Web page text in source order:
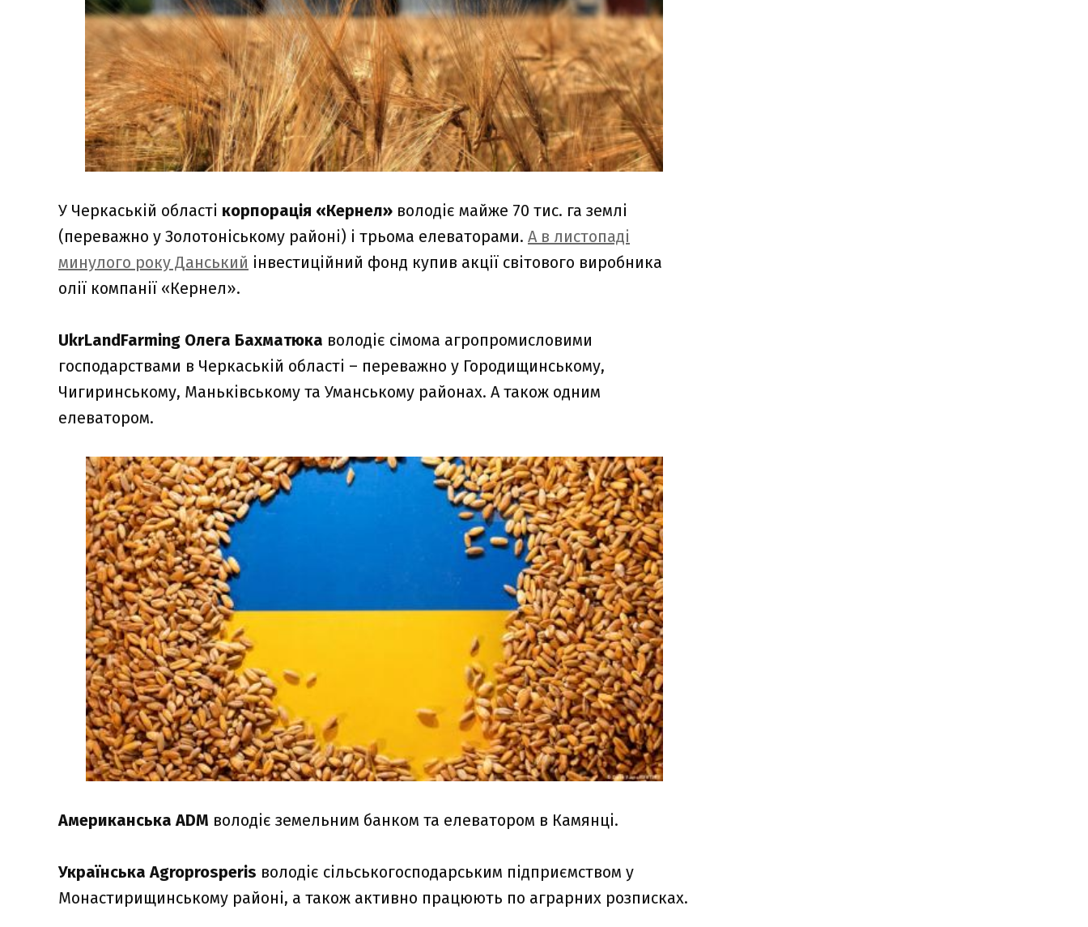
У Черкаській області корпорація «Кернел» володіє майже 70 тис. га землі
(переважно у Золотоніському районі) і трьома елеваторами. А в листопаді
минулого року Данський інвестиційний фонд купив акції світового виробника
олії компанії «Кернел».
UkrLandFarming Олега Бахматюка володіє сімома агропромисловими
господарствами в Черкаській області – переважно у Городищинському,
Чигиринському, Маньківському та Уманському районах. А також одним
елеватором.
Американська ADM володіє земельним банком та елеватором в Камянці.
Українська Agroprosperis володіє сільськогосподарським підприємством у
Монастирищинському районі, а також активно працюють по аграрних розписках.